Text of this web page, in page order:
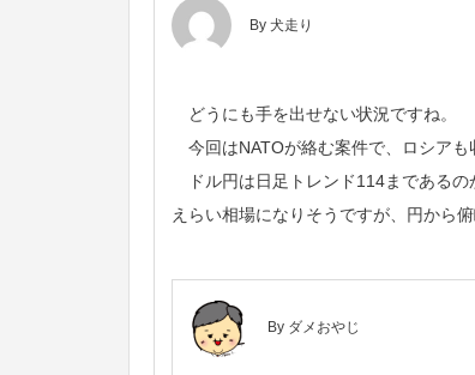
By 犬走り
どうにも手を出せない状況ですね。
今回はNATOが絡む案件で、ロシアも
ドル円は日足トレンド114まであるの
えらい相場になりそうですが、円から
By ダメおやじ